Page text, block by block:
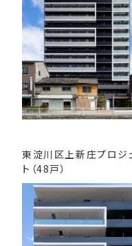
東淀川区上新庄プロジ
ト （48戸）